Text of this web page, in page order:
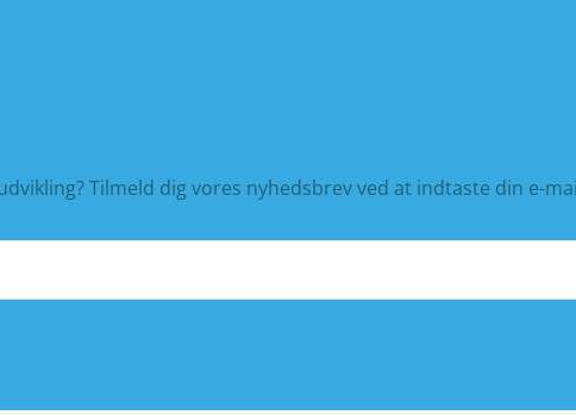
Tilmeld dig vores nyhedsbrev ved at indtaste din e-